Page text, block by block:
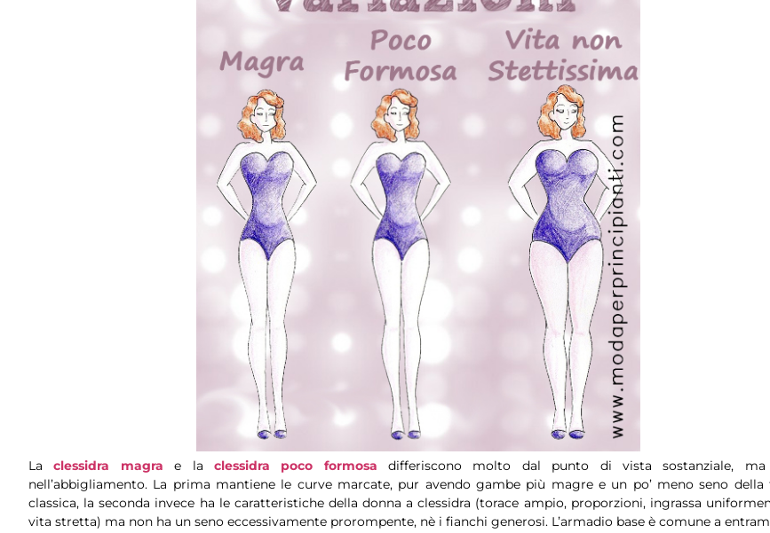
Laclessidra magra e la clessidra poco formosa differiscono molto dal punto di vista sostanziale, ma
nell’abbigliamento. La prima mantiene le curve marcate, pur avendo gambe più magre e un po’ meno seno della
classica, la seconda invece ha le caratteristiche della donna a clessidra (torace ampio, proporzioni, ingrassa
vita stretta) ma non ha un seno eccessivamente prorompente, nè i fianchi generosi. L’armadio base è comune a